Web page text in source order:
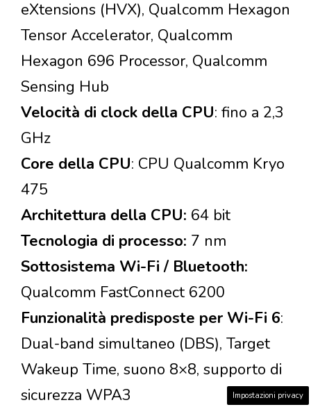
eXtensions (HVX), Qualcomm Hexagon
Tensor Accelerator, Qualcomm
Hexagon 696 Processor, Qualcomm
Sensing Hub
Velocità di clock della CPU: fino a 2,3
GHz
Core della CPU: CPU Qualcomm Kryo
475
Architettura della CPU: 64 bit
Tecnologia di processo: 7 nm
Sottosistema Wi-Fi / Bluetooth:
Qualcomm FastConnect 6200
Funzionalità predisposte per Wi-Fi 6:
Dual-band simultaneo (DBS), Target
Wakeup Time, suono 8×8, supporto di
sicurezza WPA3
Impostazioni privacy